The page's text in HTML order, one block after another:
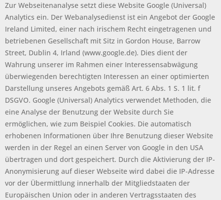
Zur Webseitenanalyse setzt diese Website Google (Universal)
Analytics ein. Der Webanalysedienst ist ein Angebot der Google
Ireland Limited, einer nach irischem Recht eingetragenen und
betriebenen Gesellschaft mit Sitz in Gordon House, Barrow
Street, Dublin 4, Irland (www.google.de). Dies dient der
Wahrung unserer im Rahmen einer Interessensabwägung
überwiegenden berechtigten Interessen an einer optimierten
Darstellung unseres Angebots gemäß Art. 6 Abs. 1 S. 1 lit. f
DSGVO. Google (Universal) Analytics verwendet Methoden, die
eine Analyse der Benutzung der Website durch Sie
ermöglichen, wie zum Beispiel Cookies. Die automatisch
erhobenen Informationen über Ihre Benutzung dieser Website
werden in der Regel an einen Server von Google in den USA
übertragen und dort gespeichert. Durch die Aktivierung der IP-
Anonymisierung auf dieser Webseite wird dabei die IP-Adresse
vor der Übermittlung innerhalb der Mitgliedstaaten der
Europäischen Union oder in anderen Vertragsstaaten des